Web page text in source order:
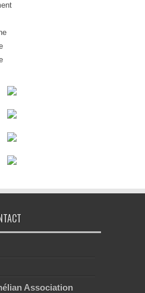
Association